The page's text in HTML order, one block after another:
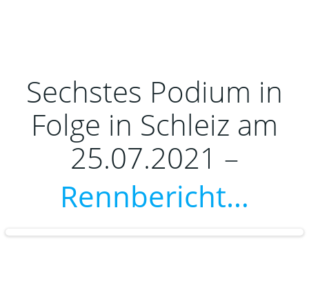
Sechstes Podium in
Folge in Schleiz am
25.07.2021 –
Rennbericht…